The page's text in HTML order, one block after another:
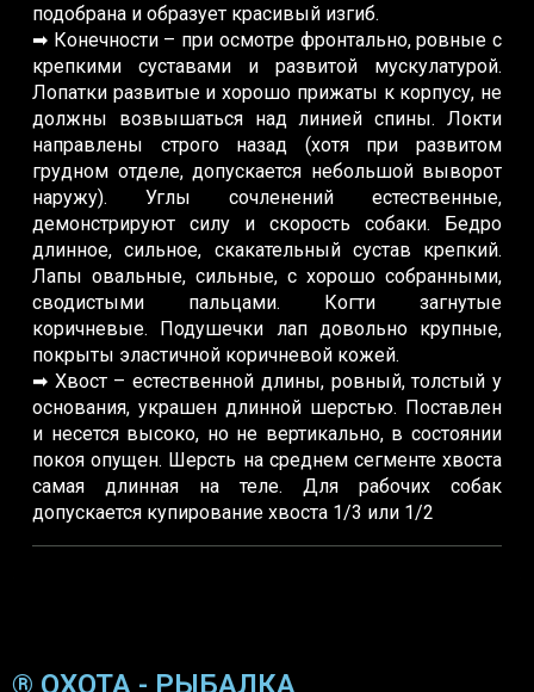
подобрана и образует красивый изгиб.
➡ Конечности – при осмотре фронтально, ровные с
крепкими суставами и развитой мускулатурой.
Лопатки развитые и хорошо прижаты к корпусу, не
должны возвышаться над линией спины. Локти
направлены строго назад (хотя при развитом
грудном отделе, допускается небольшой выворот
наружу). Углы сочленений естественные,
демонстрируют силу и скорость собаки. Бедро
длинное, сильное, скакательный сустав крепкий.
Лапы овальные, сильные, с хорошо собранными,
сводистыми пальцами. Когти загнутые
коричневые. Подушечки лап довольно крупные,
покрыты эластичной коричневой кожей.
➡ Хвост – естественной длины, ровный, толстый у
основания, украшен длинной шерстью. Поставлен
и несется высоко, но не вертикально, в состоянии
покоя опущен. Шерсть на среднем сегменте хвоста
самая длинная на теле. Для рабочих собак
допускается купирование хвоста 1/3 или 1/2
® ОХОТА - РЫБАЛКА